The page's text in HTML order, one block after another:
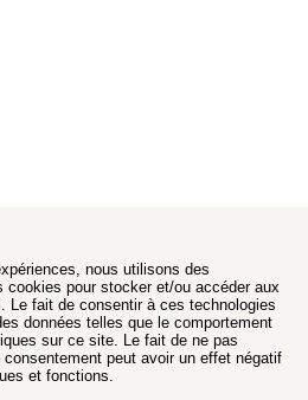
nous utilisons des
cookies pour stocker et/ou accéder aux
Le fait de consentir à ces technologies
données telles que le comportement
sur ce site. Le fait de ne pas
peut avoir un effet négatif
et fonctions.